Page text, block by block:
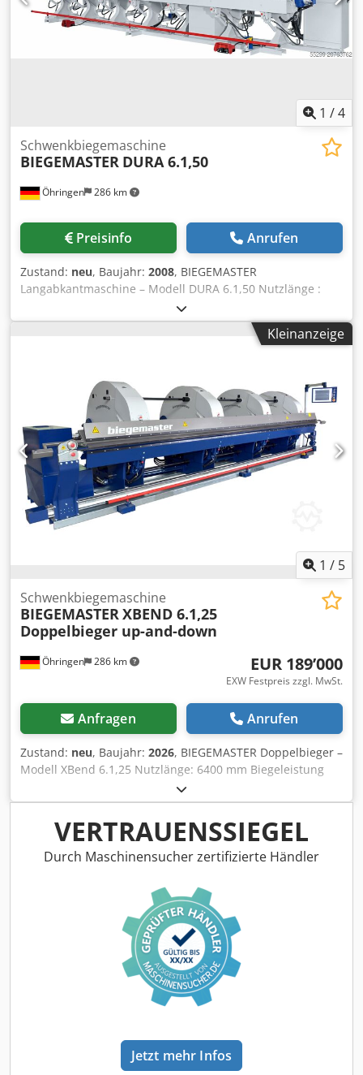
1 /4
Öhringen 286 km
Schwenkbiegemaschine
BIEGEMASTER DURA 6.1,50
Preisinfo Anrufen
Zustand: neu, Baujahr: 2008, BIEGEMASTER
Langabkantmaschine – Modell DURA 6.1,50 Nutzlänge :
6200 mm Biegeleistung Dodpfxex Hzdwj Abajkr Stahl 400
N/mm² : 1,50 mm V2A 600 N/mm² : 1,25 mm Alu 190
N/mm² : 2,00 mm Ständeranzahl : 7 Stück Angetriebene
Inkl. elektrischer Schere Direkt vom Hersteller. Made in
Kleinanzeige
1 / 5
Öhringen 286 km
Schwenkbiegemaschine
BIEGEMASTERXBEND 6.1,25
Doppelbieger up-and-down
EUR 189’000
EXW Festpreis zzgl. MwSt.
Anfragen Anrufen
Zustand: neu, Baujahr: 2026, BIEGEMASTER Doppelbieger –
Modell XBend 6.1,25 Nutzlänge: 6400 mm Biegeleistung
Stahl 400 N/mm²: 1,25 mm V2A 600 N/mm²: 1,00 mm Alu
190 N/mm²: 2,00 mm Zudrückleistung (geschlossene Falz):
0,5 mm Stahl Ständeranzahl: 4 Stück Angetriebene
Biegegelenke Oben: 4 Stück Angetriebene Biegegelenke
Unten: 4 Stück Inkl. Touchscreen-CNC-Steuerung mit
BIEGEMASTER Up- and Down- Bending machine – model
XBend 6.1,25 Working length: 6400 mm Bending capacity
steel 400 N/mm²: 1,25 mm stainless steel 600 N/mm²: 1,00
mm aluminum 190 N/mm²: 2,00 mm Hemming capacity
(closed hem): 0,5 mm steel Stands + Tension Arms: 4 pcs.
Driven linkage joints upper beam: 4 pcs. Driven linkage
joints down beam: 4 pcs. Incl. Touchscreen control and
automatic back-gauge Incl. electric cutter Dkodpfx Abovhc
VERTRAUENSSIEGEL
Durch Maschinensucher zertifizierte Händler
Jetzt mehr Infos